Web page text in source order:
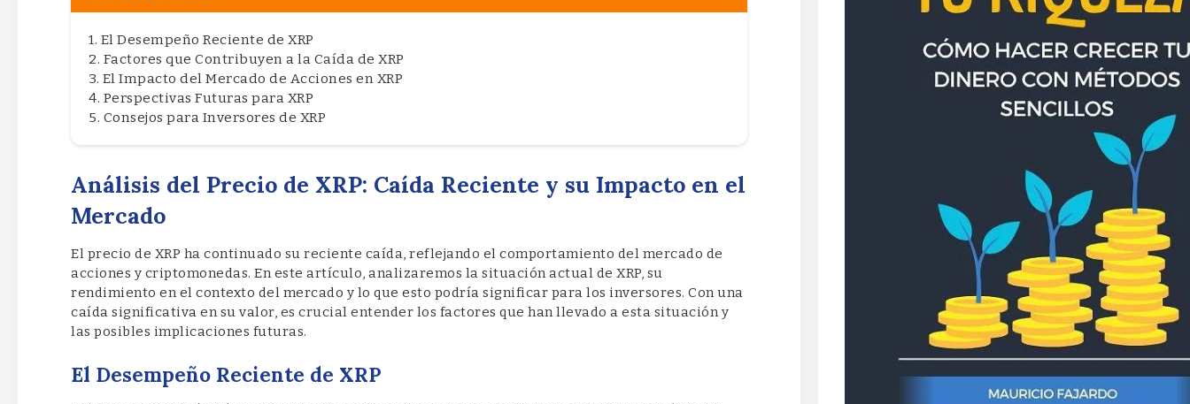
El Desempeño Reciente de XRP
Factores que Contribuyen a la Caída de XRP
El Impacto del Mercado de Acciones en XRP
Perspectivas Futuras para XRP
Consejos para Inversores de XRP
Análisis del Precio de XRP: Caída Reciente y su Impacto en el
Mercado
El precio de XRP ha continuado su reciente caída, reflejando el comportamiento del mercado de
acciones y criptomonedas. En este artículo, analizaremos la situación actual de XRP, su
rendimiento en el contexto del mercado y lo que esto podría significar para los inversores. Con una
caída significativa en su valor, es crucial entender los factores que han llevado a esta situación y
las posibles implicaciones futuras.
El Desempeño Reciente de XRP